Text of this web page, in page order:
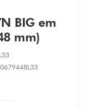
BIG em
mm)
0679448L33